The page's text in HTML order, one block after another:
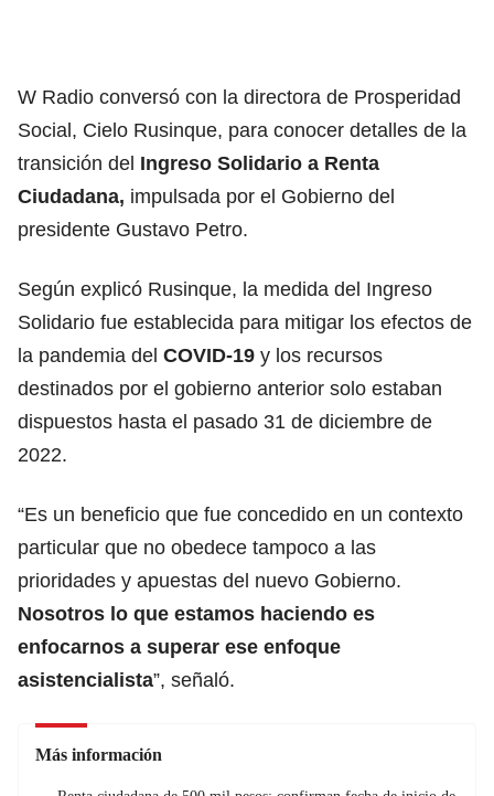
W Radio conversó con la directora de Prosperidad
Social, Cielo Rusinque, para conocer detalles de la
transición del Ingreso Solidario a Renta
Ciudadana, impulsada por el Gobierno del
presidente Gustavo Petro.
Según explicó Rusinque, la medida del Ingreso
Solidario fue establecida para mitigar los efectos de
la pandemia del COVID-19 y los recursos
destinados por el gobierno anterior solo estaban
dispuestos hasta el pasado 31 de diciembre de
2022.
“Es un beneficio que fue concedido en un contexto
particular que no obedece tampoco a las
prioridades y apuestas del nuevo Gobierno.
Nosotros lo que estamos haciendo es
enfocarnos a superar ese enfoque
asistencialista”, señaló.
Más información